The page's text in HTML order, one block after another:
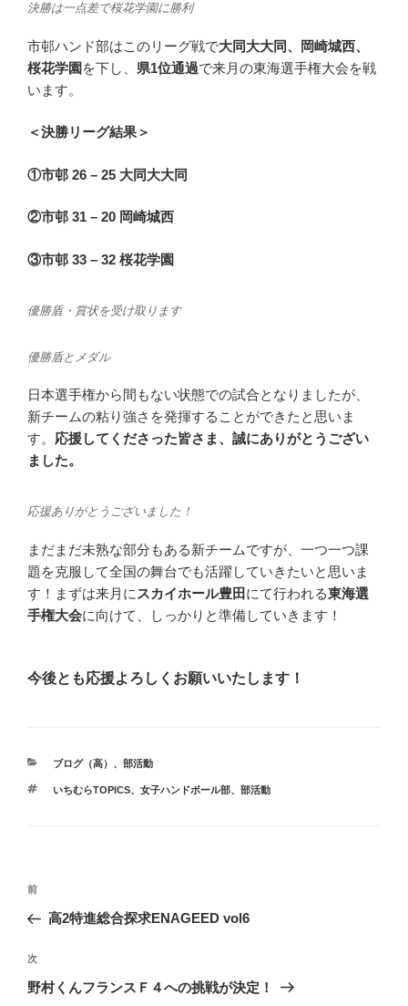
決勝は一点差で桜花学園に勝利
市邨ハンド部はこのリーグ戦で大同大大同、岡崎城西、
桜花学園 を下し、 県1位通過で来月の東海選手権大会を戦
います。
＜決勝リーグ結果＞
①市邨 26 – 25 大同大大同
②市邨 31 – 20 岡崎城西
③市邨 33 – 32 桜花学園
優勝盾・賞状を受け取ります
優勝盾とメダル
日本選手権から間もない状態での試合となりましたが、
新チームの粘り強さを発揮することができたと思いま
す。 応援してくださった皆さま、誠にありがとうござい
ました。
応援ありがとうございました！
まだまだ未熟な部分もある新チームですが、一つ一つ課
題を克服して全国の舞台でも活躍していきたいと思いま
す！まずは来月に スカイホール豊田 にて行われる東海選
手権大会に向けて、しっかりと準備していきます！
今後とも応援よろしくお願いいたします！
カ
ゴ
ブログ（高） 、 部活動
タ
いちむらTOPICS、 女子ハンドボール部、 部活動
投
ナ
ビ
ゲ
前
の
稿
前
高2特進総合探求ENAGEED vol6
次
の
次
野村くんフランスＦ４への挑戦が決定！